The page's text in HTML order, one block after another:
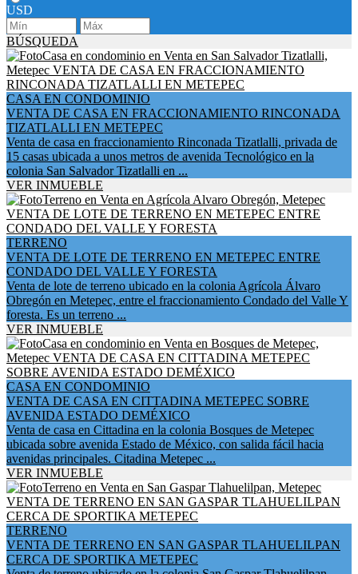
USD
BÚSQUEDA
CASA EN CONDOMINIO
VENTA DE CASA EN FRACCIONAMIENTO RINCONADA
TIZATLALLI EN METEPEC
Venta de casa en fraccionamiento Rinconada Tizatlalli, privada de
15 casas ubicada a unos metros de avenida Tecnológico en la
colonia San Salvador Tizatlalli en ...
VER INMUEBLE
TERRENO
VENTA DE LOTE DE TERRENO EN METEPEC ENTRE
CONDADO DEL VALLE Y FORESTA
Venta de lote de terreno ubicado en la colonia Agrícola Álvaro
Obregón en Metepec, entre el fraccionamiento Condado del Valle Y
foresta. Es un terreno ...
VER INMUEBLE
CASA EN CONDOMINIO
VENTA DE CASA EN CITTADINA METEPEC SOBRE
AVENIDA ESTADO DEMÉXICO
Venta de casa en Cittadina en la colonia Bosques de Metepec
ubicada sobre avenida Estado de México, con salida fácil hacia
avenidas principales. Citadina Metepec ...
VER INMUEBLE
TERRENO
VENTA DE TERRENO EN SAN GASPAR TLAHUELILPAN
CERCA DE SPORTIKA METEPEC